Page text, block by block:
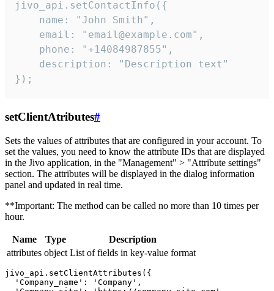
jivo_api.setContactInfo({
    name: "John Smith",
    email: "email@example.com",
    phone: "+14084987855",
    description: "Description text"
});
setClientAtributes#
Sets the values ​​of attributes that are configured in your account. To
set the values, you need to know the attribute IDs that are displayed
in the Jivo application, in the "Management" > "Attribute settings"
section. The attributes will be displayed in the dialog information
panel and updated in real time.
**Important: The method can be called no more than 10 times per
hour.
Name Type
Description
attributes object List of fields in key-value format
jivo_api.setClientAttributes({
  'Company_name': 'Company',